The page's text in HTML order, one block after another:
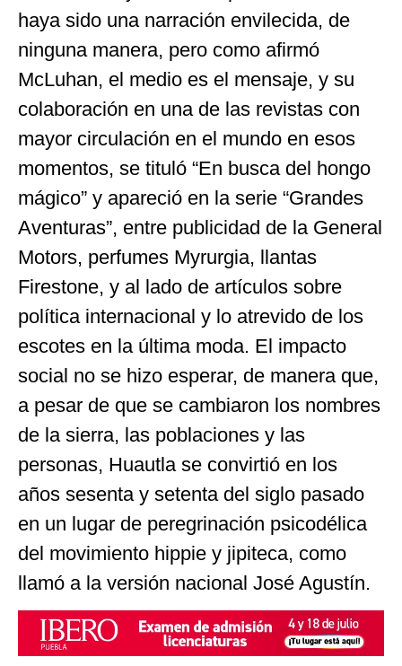
haya sido una narración envilecida, de
ninguna manera, pero como afirmó
McLuhan, el medio es el mensaje, y su
colaboración en una de las revistas con
mayor circulación en el mundo en esos
momentos, se tituló “En busca del hongo
mágico” y apareció en la serie “Grandes
Aventuras”, entre publicidad de la General
Motors, perfumes Myrurgia, llantas
Firestone, y al lado de artículos sobre
política internacional y lo atrevido de los
escotes en la última moda. El impacto
social no se hizo esperar, de manera que,
a pesar de que se cambiaron los nombres
de la sierra, las poblaciones y las
personas, Huautla se convirtió en los
años sesenta y setenta del siglo pasado
en un lugar de peregrinación psicodélica
del movimiento hippie y jipiteca, como
llamó a la versión nacional José Agustín.